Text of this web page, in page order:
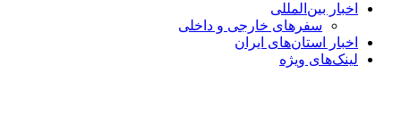
اخبار بین‌المللی
سفرهای خارجی و داخلی
اخبار استان‌های ایران
لینک‌های ویژه